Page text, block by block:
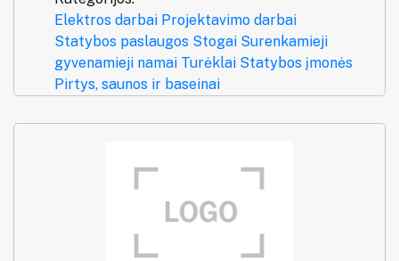
Elektros darbai Projektavimo darbai
Statybos paslaugos Stogai Surenkamieji
gyvenamieji namai Turėklai Statybos įmonės
Pirtys, saunos ir baseinai